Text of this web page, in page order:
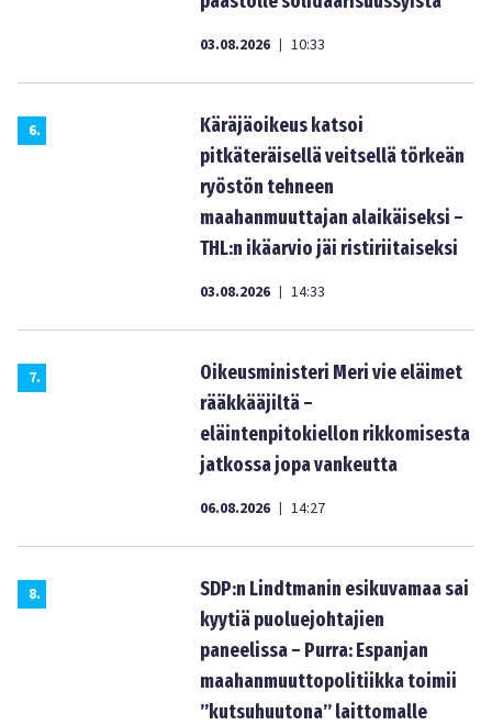
03.08.2026 | 10:33
6.
Käräjäoikeus katsoi
pitkäteräisellä veitsellä törkeän
ryöstön tehneen
maahanmuuttajan alaikäiseksi –
THL:n ikäarvio jäi ristiriitaiseksi
03.08.2026 | 14:33
7.
Oikeusministeri Meri vie eläimet
rääkkääjiltä –
eläintenpitokiellon rikkomisesta
jatkossa jopa vankeutta
06.08.2026 | 14:27
8.
SDP:n Lindtmanin esikuvamaa sai
kyytiä puoluejohtajien
paneelissa – Purra: Espanjan
maahanmuuttopolitiikka toimii
”kutsuhuutona” laittomalle